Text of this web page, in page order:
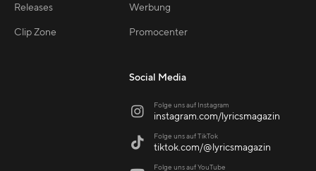
Releases
Clip Zone
Werbung
Promocenter
Social Media
 Folge uns auf Instagram
instagram.com/lyricsmagazin
 Folge uns auf TikTok
tiktok.com/@lyricsmagazin
Folge uns auf YouTube